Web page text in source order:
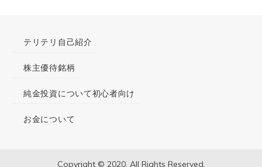
テリテリ自己紹介
株主優待銘柄
純金投資について初心者向け
お金について
Copyright © 2020. All Rights Reserved.